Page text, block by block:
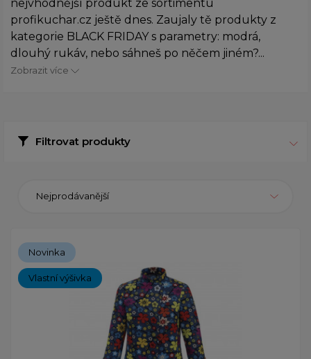
nejvhodnější produkt ze sortimentu
profikuchar.cz ještě dnes. Zaujaly tě produkty z
kategorie BLACK FRIDAY s parametry: modrá,
dlouhý rukáv, nebo sáhneš po něčem jiném?...
Zobrazit více
Filtrovat produkty
Nejprodávanější
Novinka
Vlastní výšivka